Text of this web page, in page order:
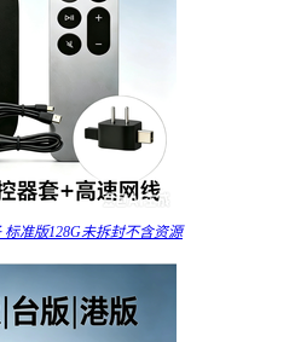
标准版128G未拆封不含资源